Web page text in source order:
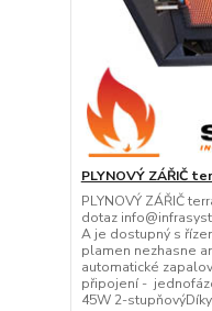
PLYNOVÝ ZÁŘIČ
PLYNOVÝ ZÁŘIČ
dotaz
A je dostupný s
plamen nezhasne
automatické
připojení -
45W 2-